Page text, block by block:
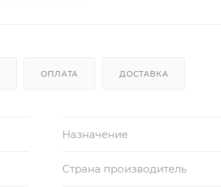
ОПЛАТА ДОСТАВКА
Назначение
Страна производитель